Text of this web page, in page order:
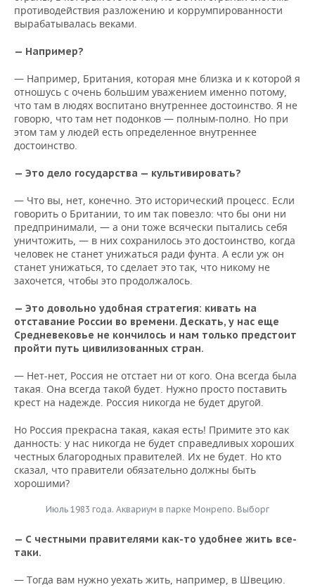
противодействия разложению и коррумпированности
вырабатывалась веками.
— Например?
— Например, Британия, которая мне близка и к которой я
отношусь с очень большим уважением именно потому,
что там в людях воспитано внутреннее достоинство. Я не
говорю, что там нет подонков — полным-полно. Но при
этом там у людей есть определенное внутреннее
достоинство.
— Это дело государства — культивировать?
— Что вы, нет, конечно. Это исторический процесс. Если
говорить о Британии, то им так повезло: что бы они ни
предпринимали, — а они тоже всячески пытались себя
уничтожить, — в них сохранилось это достоинство, когда
человек не станет унижаться ради фунта. А если уж он
станет унижаться, то сделает это так, что никому не
захочется, чтобы это продолжалось.
— Это довольно удобная стратегия: кивать на
отставание России во времени. Дескать, у нас еще
Средневековье не кончилось и нам только предстоит
пройти путь цивилизованных стран.
— Нет-нет, Россия не отстает ни от кого. Она всегда была
такая. Она всегда такой будет. Нужно просто поставить
крест на надежде. Россия никогда не будет другой.
Но Россия прекрасна такая, какая есть! Примите это как
данность: у нас никогда не будет справедливых хороших
честных благородных правителей. Их не будет. Но кто
сказал, что правители обязательно должны быть
хорошими?
Июль 1983 года. Аквариум в парке Монрепо. Выборг
— С честными правителями как-то удобнее жить все-
таки.
— Тогда вам нужно уехать жить, например, в Швецию.